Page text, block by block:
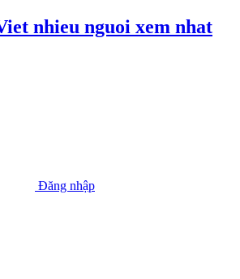
Đăng nhập